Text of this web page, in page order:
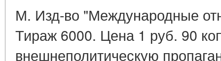
М. Изд-во "Международные
Тираж 6000. Цена 1 руб. 90
внешнеполитическую